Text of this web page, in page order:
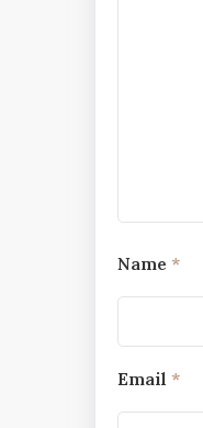
Name *
Email *